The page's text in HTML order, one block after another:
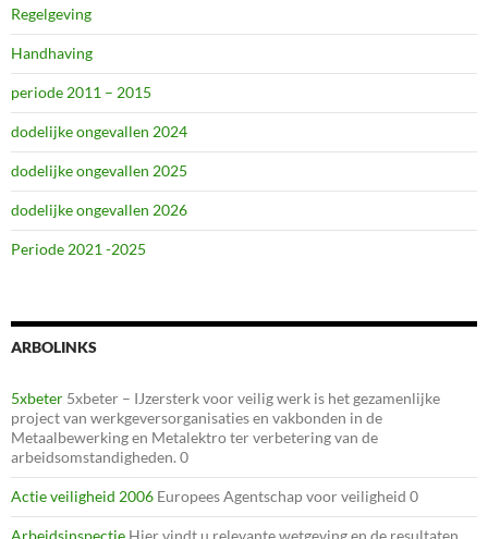
Regelgeving
Handhaving
periode 2011 – 2015
dodelijke ongevallen 2024
dodelijke ongevallen 2025
dodelijke ongevallen 2026
Periode 2021 -2025
ARBOLINKS
5xbeter 5xbeter – IJzersterk voor veilig werk is het gezamenlijke
project van werkgeversorganisaties en vakbonden in de
Metaalbewerking en Metalektro ter verbetering van de
arbeidsomstandigheden. 0
Actie veiligheid 2006 Europees Agentschap voor veiligheid 0
Arbeidsinspectie Hier vindt u relevante wetgeving en de resultaten